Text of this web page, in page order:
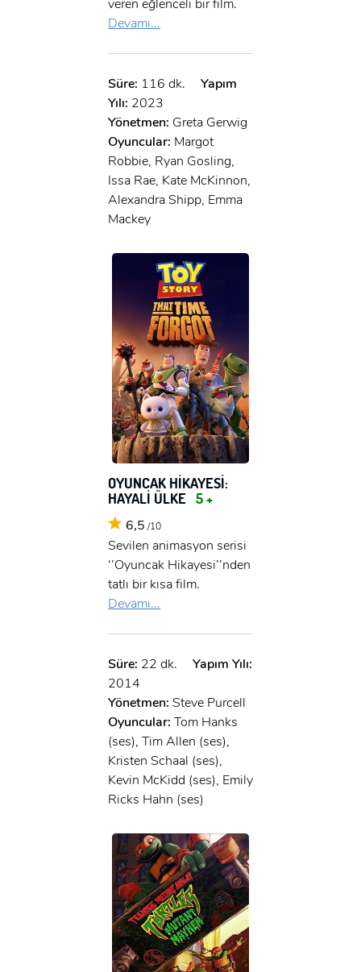
veren eğlenceli bir film.
Devamı...
Süre: 116 dk.
Yapım
Yılı: 2023
Yönetmen: Greta Gerwig
Oyuncular: Margot
Robbie, Ryan Gosling,
Issa Rae, Kate McKinnon,
Alexandra Shipp, Emma
Mackey
OYUNCAK HİKAYESİ:
HAYALİ ÜLKE 5 +
6,5 /10
Sevilen animasyon serisi
‘’Oyuncak Hikayesi’’nden
tatlı bir kısa film.
Devamı...
Süre: 22 dk.
Yapım Yılı:
2014
Yönetmen: Steve Purcell
Oyuncular: Tom Hanks
(ses), Tim Allen (ses),
Kristen Schaal (ses),
Kevin McKidd (ses), Emily
Ricks Hahn (ses)